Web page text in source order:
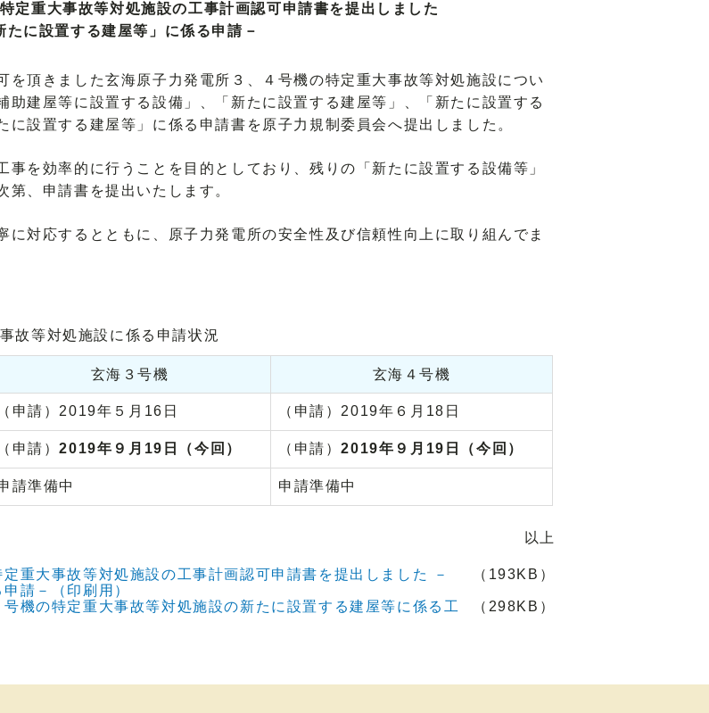
定重大事故等対処施設の工事計画認可申請書を提出しました
たに設置する建屋等」に係る申請－
頂きました玄海原子力発電所３、４号機の特定重大事故等対処施設につい
助建屋等に設置する設備」、「新たに設置する建屋等」、「新たに設置する
設置する建屋等」に係る申請書を原子力規制委員会へ提出しました。
を効率的に行うことを目的としており、残りの「新たに設置する設備等」
、申請書を提出いたします。
対応するとともに、原子力発電所の安全性及び信頼性向上に取り組んでま
故等対処施設に係る申請状況
玄海３号機 玄海４号機
（申請）2019年５月16日 （申請）2019年６月18日
（申請）2019年９月19日（今回） （申請）2019年９月19日（今回）
請準備中 申請準備中
以上
重大事故等対処施設の工事計画認可申請書を提出しました －
請－（印刷用）
（193KB）
号機の特定重大事故等対処施設の新たに設置する建屋等に係る工
（298KB）